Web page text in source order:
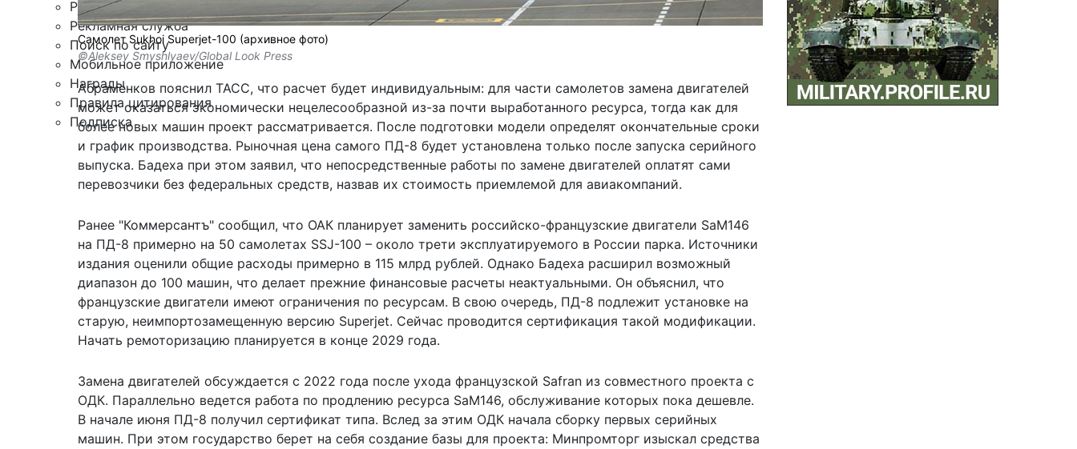
Редакция
Рекламная служба
Поиск по сайту
Мобильное приложение
Награды
Правила цитирования
Подписка
Самолет Sukhoi Superjet-100 (архивное фото)
©Aleksey Smyshlyaev/Global Look Press
Абраменков пояснил ТАСС, что расчет будет индивидуальным: для части самолетов замена двигателей
может оказаться экономически нецелесообразной из-за почти выработанного ресурса, тогда как для
более новых машин проект рассматривается. После подготовки модели определят окончательные сроки
и график производства. Рыночная цена самого ПД-8 будет установлена только после запуска серийного
выпуска. Бадеха при этом заявил, что непосредственные работы по замене двигателей оплатят сами
перевозчики без федеральных средств, назвав их стоимость приемлемой для авиакомпаний.
Ранее "Коммерсантъ" сообщил, что ОАК планирует заменить российско-французские двигатели SaM146
на ПД-8 примерно на 50 самолетах SSJ-100 – около трети эксплуатируемого в России парка. Источники
издания оценили общие расходы примерно в 115 млрд рублей. Однако Бадеха расширил возможный
диапазон до 100 машин, что делает прежние финансовые расчеты неактуальными. Он объяснил, что
французские двигатели имеют ограничения по ресурсам. В свою очередь, ПД-8 подлежит установке на
старую, неимпортозамещенную версию Superjet. Сейчас проводится сертификация такой модификации.
Начать ремоторизацию планируется в конце 2029 года.
Замена двигателей обсуждается с 2022 года после ухода французской Safran из совместного проекта с
ОДК. Параллельно ведется работа по продлению ресурса SaM146, обслуживание которых пока дешевле.
В начале июня ПД-8 получил сертификат типа. Вслед за этим ОДК начала сборку первых серийных
машин. При этом государство берет на себя создание базы для проекта: Минпромторг изыскал средства